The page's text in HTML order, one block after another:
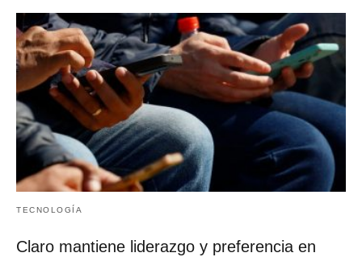
TECNOLOGÍA
Claro mantiene liderazgo y preferencia en